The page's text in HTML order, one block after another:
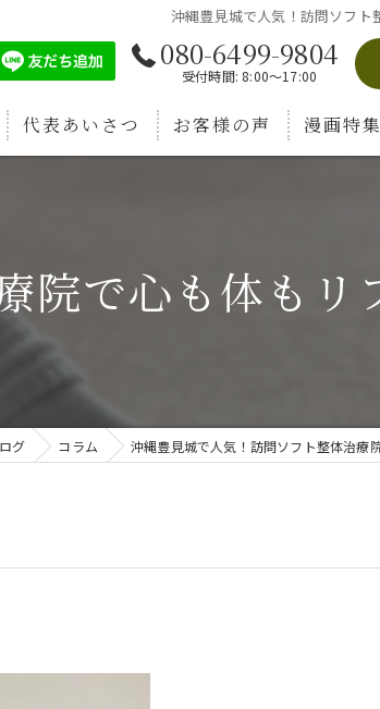
沖縄豊見城で人気！訪問ソフト
080-6499-9804
受付時間: 8:00～17:00
代表あいさつ お客様の声 漫画特集
院で心も体もリ
グ コラム 沖縄豊見城で人気！訪問ソフト整体治療